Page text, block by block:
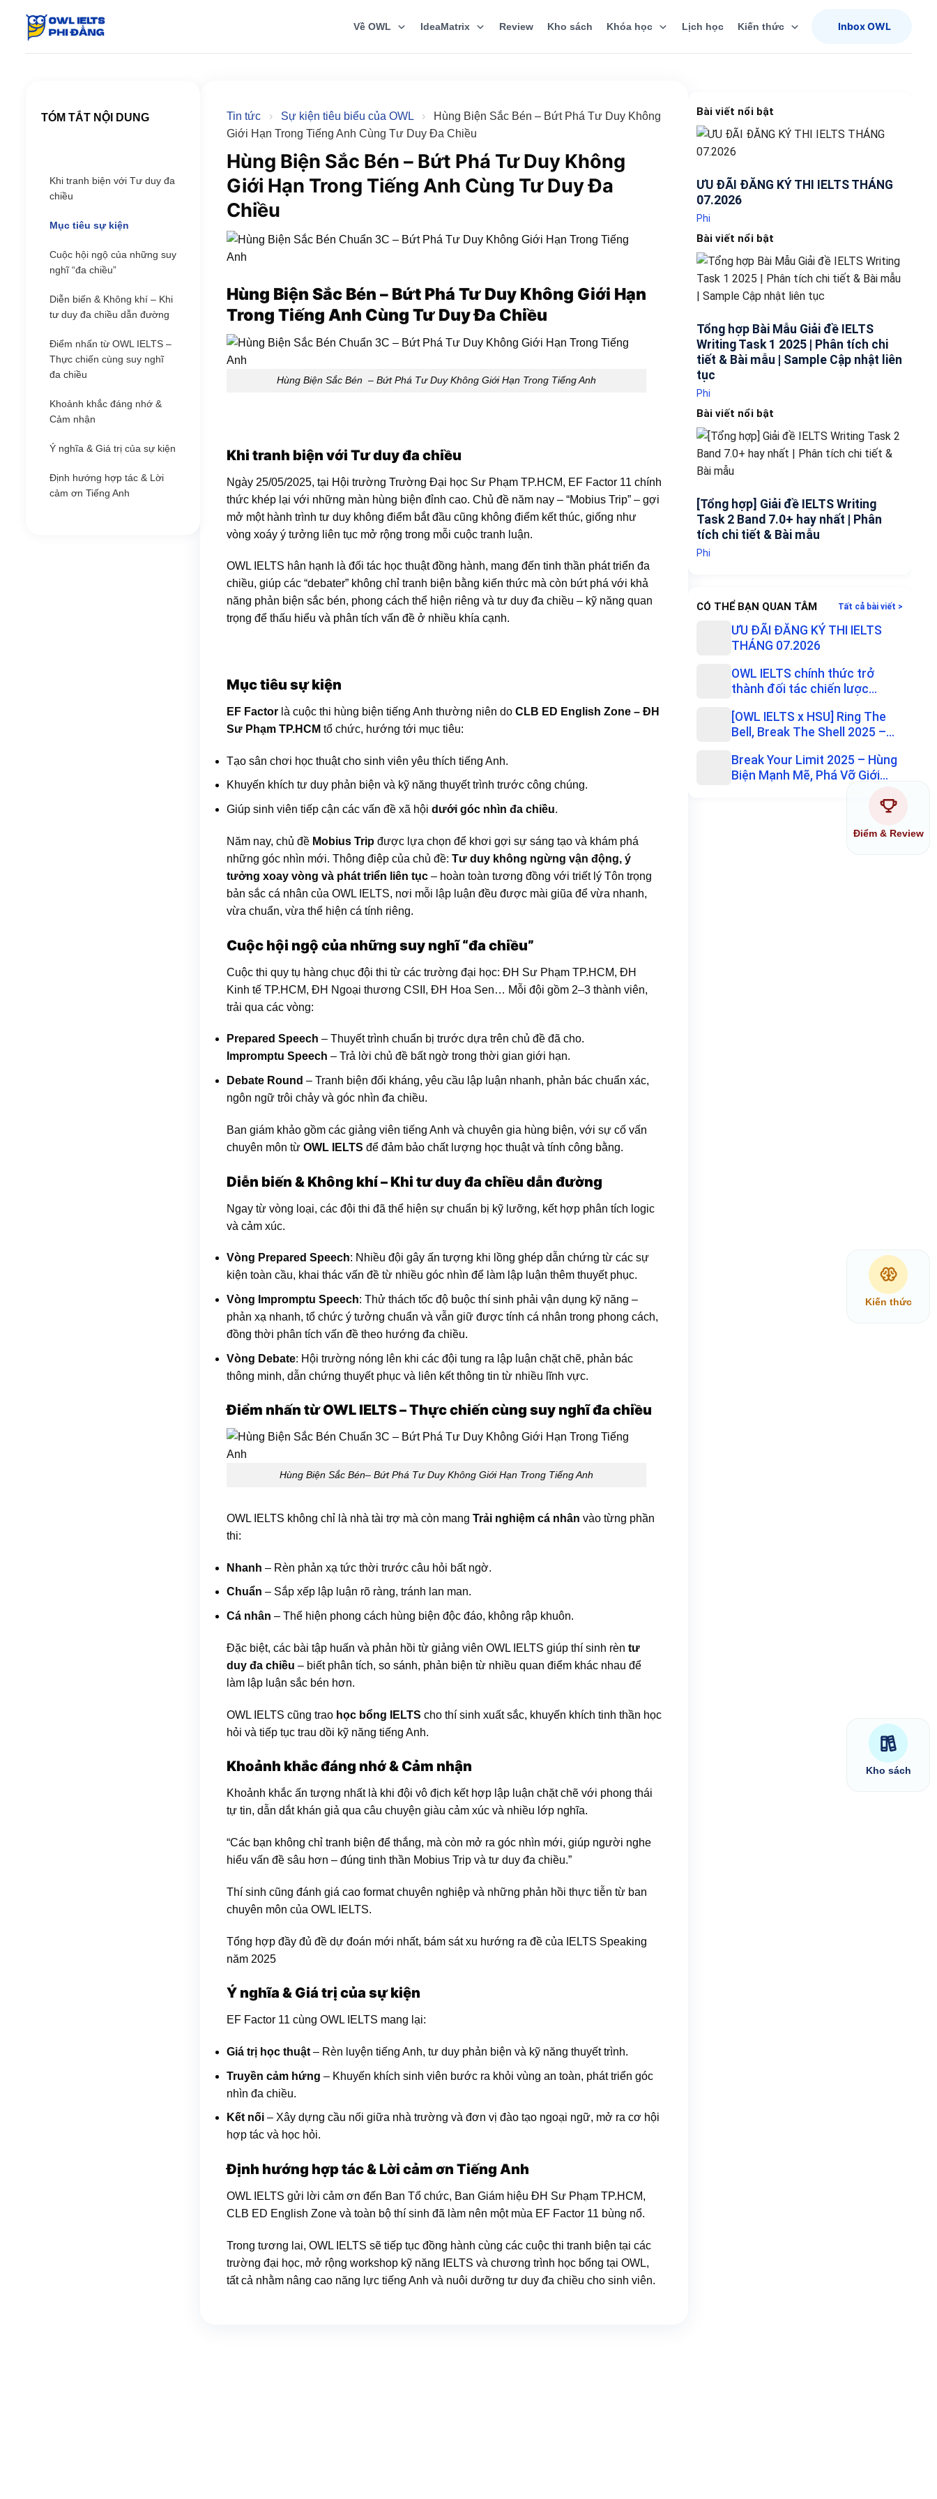
content
Về OWL IdeaMatrix Review Kho sách Khóa học Lịch học Kiến thức Inbox OWL
Kho sách
Kiến thức
Điểm & Review
TÓM TẮT NỘI DUNG
Khi tranh biện với Tư duy đa
chiều
Mục tiêu sự kiện
Cuộc hội ngộ của những suy
nghĩ “đa chiều”
Diễn biến & Không khí – Khi
tư duy đa chiều dẫn đường
Điểm nhấn từ OWL IELTS –
Thực chiến cùng suy nghĩ
đa chiều
Khoảnh khắc đáng nhớ &
Cảm nhận
Ý nghĩa & Giá trị của sự kiện
Định hướng hợp tác & Lời
cảm ơn Tiếng Anh
Tin tức › Sự kiện tiêu biểu của OWL ›
Hùng Biện Sắc Bén – Bứt Phá Tư Duy Không
Giới Hạn Trong Tiếng Anh Cùng Tư Duy Đa Chiều
Hùng Biện Sắc Bén – Bứt Phá Tư Duy Không
Giới Hạn Trong Tiếng Anh Cùng Tư Duy Đa
Chiều
Hùng Biện Sắc Bén – Bứt Phá Tư Duy Không Giới Hạn
Trong Tiếng Anh Cùng Tư Duy Đa Chiều
Hùng Biện Sắc Bén – Bứt Phá Tư Duy Không Giới Hạn Trong Tiếng Anh
Khi tranh biện với Tư duy đa chiều
Ngày 25/05/2025, tại Hội trường Trường Đại học Sư Phạm TP.HCM, EF Factor 11 chính
thức khép lại với những màn hùng biện đỉnh cao. Chủ đề năm nay – “Mobius Trip” – gợi
mở một hành trình tư duy không điểm bắt đầu cũng không điểm kết thúc, giống như
vòng xoáy ý tưởng liên tục mở rộng trong mỗi cuộc tranh luận.
OWL IELTS hân hạnh là đối tác học thuật đồng hành, mang đến tinh thần phát triển đa
chiều, giúp các “debater” không chỉ tranh biện bằng kiến thức mà còn bứt phá với khả
năng phản biện sắc bén, phong cách thể hiện riêng và tư duy đa chiều – kỹ năng quan
trọng để thấu hiểu và phân tích vấn đề ở nhiều khía cạnh.
Mục tiêu sự kiện
EF Factor là cuộc thi hùng biện tiếng Anh thường niên do CLB ED English Zone – ĐH
Sư Phạm TP.HCM tổ chức, hướng tới mục tiêu:
Tạo sân chơi học thuật cho sinh viên yêu thích tiếng Anh.
Khuyến khích tư duy phản biện và kỹ năng thuyết trình trước công chúng.
Giúp sinh viên tiếp cận các vấn đề xã hội dưới góc nhìn đa chiều.
Năm nay, chủ đề Mobius Trip được lựa chọn để khơi gợi sự sáng tạo và khám phá
những góc nhìn mới. Thông điệp của chủ đề: Tư duy không ngừng vận động, ý
tưởng xoay vòng và phát triển liên tục – hoàn toàn tương đồng với triết lý Tôn trọng
bản sắc cá nhân của OWL IELTS, nơi mỗi lập luận đều được mài giũa để vừa nhanh,
vừa chuẩn, vừa thể hiện cá tính riêng.
Cuộc hội ngộ của những suy nghĩ “đa chiều”
Cuộc thi quy tụ hàng chục đội thi từ các trường đại học: ĐH Sư Phạm TP.HCM, ĐH
Kinh tế TP.HCM, ĐH Ngoại thương CSII, ĐH Hoa Sen… Mỗi đội gồm 2–3 thành viên,
trải qua các vòng:
Prepared Speech – Thuyết trình chuẩn bị trước dựa trên chủ đề đã cho.
Impromptu Speech – Trả lời chủ đề bất ngờ trong thời gian giới hạn.
Debate Round – Tranh biện đối kháng, yêu cầu lập luận nhanh, phản bác chuẩn xác,
ngôn ngữ trôi chảy và góc nhìn đa chiều.
Ban giám khảo gồm các giảng viên tiếng Anh và chuyên gia hùng biện, với sự cố vấn
chuyên môn từ OWL IELTS để đảm bảo chất lượng học thuật và tính công bằng.
Diễn biến & Không khí – Khi tư duy đa chiều dẫn đường
Ngay từ vòng loại, các đội thi đã thể hiện sự chuẩn bị kỹ lưỡng, kết hợp phân tích logic
và cảm xúc.
Vòng Prepared Speech: Nhiều đội gây ấn tượng khi lồng ghép dẫn chứng từ các sự
kiện toàn cầu, khai thác vấn đề từ nhiều góc nhìn để làm lập luận thêm thuyết phục.
Vòng Impromptu Speech: Thử thách tốc độ buộc thí sinh phải vận dụng kỹ năng –
phản xạ nhanh, tổ chức ý tưởng chuẩn và vẫn giữ được tính cá nhân trong phong cách,
đồng thời phân tích vấn đề theo hướng đa chiều.
Vòng Debate: Hội trường nóng lên khi các đội tung ra lập luận chặt chẽ, phản bác
thông minh, dẫn chứng thuyết phục và liên kết thông tin từ nhiều lĩnh vực.
Điểm nhấn từ OWL IELTS – Thực chiến cùng suy nghĩ đa chiều
Hùng Biện Sắc Bén– Bứt Phá Tư Duy Không Giới Hạn Trong Tiếng Anh
OWL IELTS không chỉ là nhà tài trợ mà còn mang Trải nghiệm cá nhân vào từng phần
thi:
Nhanh – Rèn phản xạ tức thời trước câu hỏi bất ngờ.
Chuẩn – Sắp xếp lập luận rõ ràng, tránh lan man.
Cá nhân – Thể hiện phong cách hùng biện độc đáo, không rập khuôn.
Đặc biệt, các bài tập huấn và phản hồi từ giảng viên OWL IELTS giúp thí sinh rèn tư
duy đa chiều – biết phân tích, so sánh, phản biện từ nhiều quan điểm khác nhau để
làm lập luận sắc bén hơn.
OWL IELTS cũng trao học bổng IELTS cho thí sinh xuất sắc, khuyến khích tinh thần học
hỏi và tiếp tục trau dồi kỹ năng tiếng Anh.
Khoảnh khắc đáng nhớ & Cảm nhận
Khoảnh khắc ấn tượng nhất là khi đội vô địch kết hợp lập luận chặt chẽ với phong thái
tự tin, dẫn dắt khán giả qua câu chuyện giàu cảm xúc và nhiều lớp nghĩa.
“Các bạn không chỉ tranh biện để thắng, mà còn mở ra góc nhìn mới, giúp người nghe
hiểu vấn đề sâu hơn – đúng tinh thần Mobius Trip và tư duy đa chiều.”
Thí sinh cũng đánh giá cao format chuyên nghiệp và những phản hồi thực tiễn từ ban
chuyên môn của OWL IELTS.
Tổng hợp đầy đủ đề dự đoán mới nhất, bám sát xu hướng ra đề của IELTS Speaking
năm 2025
Ý nghĩa & Giá trị của sự kiện
EF Factor 11 cùng OWL IELTS mang lại:
Giá trị học thuật – Rèn luyện tiếng Anh, tư duy phản biện và kỹ năng thuyết trình.
Truyền cảm hứng – Khuyến khích sinh viên bước ra khỏi vùng an toàn, phát triển góc
nhìn đa chiều.
Kết nối – Xây dựng cầu nối giữa nhà trường và đơn vị đào tạo ngoại ngữ, mở ra cơ hội
hợp tác và học hỏi.
Định hướng hợp tác & Lời cảm ơn Tiếng Anh
OWL IELTS gửi lời cảm ơn đến Ban Tổ chức, Ban Giám hiệu ĐH Sư Phạm TP.HCM,
CLB ED English Zone và toàn bộ thí sinh đã làm nên một mùa EF Factor 11 bùng nổ.
Trong tương lai, OWL IELTS sẽ tiếp tục đồng hành cùng các cuộc thi tranh biện tại các
trường đại học, mở rộng workshop kỹ năng IELTS và chương trình học bổng tại OWL,
tất cả nhằm nâng cao năng lực tiếng Anh và nuôi dưỡng tư duy đa chiều cho sinh viên.
Bài viết nổi bật
ƯU ĐÃI ĐĂNG KÝ THI IELTS THÁNG
07.2026
Phi
Bài viết nổi bật
Tổng hợp Bài Mẫu Giải đề IELTS
Writing Task 1 2025 | Phân tích chi
tiết & Bài mẫu | Sample Cập nhật liên
tục
Phi
Bài viết nổi bật
[Tổng hợp] Giải đề IELTS Writing
Task 2 Band 7.0+ hay nhất | Phân
tích chi tiết & Bài mẫu
Phi
CÓ THỂ BẠN QUAN TÂM Tất cả bài viết >
ƯU ĐÃI ĐĂNG KÝ THI IELTS
THÁNG 07.2026
OWL IELTS chính thức trở
thành đối tác chiến lược
[OWL IELTS x HSU] Ring The
Bell, Break The Shell 2025 –
Break Your Limit 2025 – Hùng
Biện Mạnh Mẽ, Phá Vỡ Giới